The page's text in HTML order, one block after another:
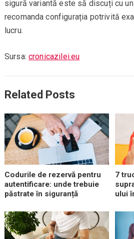
sigură variantă este să discuți cu
recomanda configurația potrivită
lucru.
Sursa: cronicazilei.eu
Related Posts
Codurile de rezervă pentru
autentificare: unde trebuie
păstrate în siguranță
7
ului